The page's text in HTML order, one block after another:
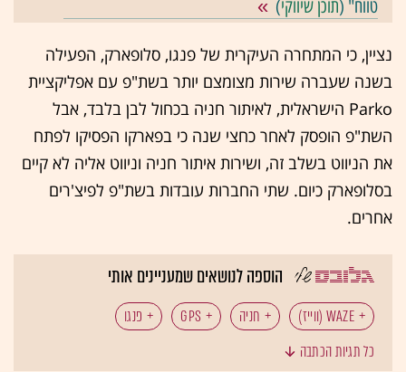
טווח" (תוכן שיווקי)
נציין, כי המתחרה העיקרית של פנגו, סלופארק, הפעילה
בשנה שעברה שירות מצומצם יותר בשת"פ עם אפליקציית
Parko הישראלית, לאיתור חניה בכחול לבן בלבד, אבל
השת"פ הופסק לאחר כחצי שנה כי בפארקו הפסיקו לפתח
את הניווט בשלב זה, ושירות איתור חניה וניווט אליה לא קיים
בסלופארק כיום. שתי החברות עובדות בשת"פ לפיצ'רים
אחרים.
הוספה לנושאים שמעניינים אותי
WAZE (ווייז) חניה GPS פנגו
חוכמת ההמונים
כל תגיות הכתבה